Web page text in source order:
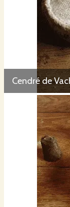
Retrouvez nous sur
https://
Cendré de